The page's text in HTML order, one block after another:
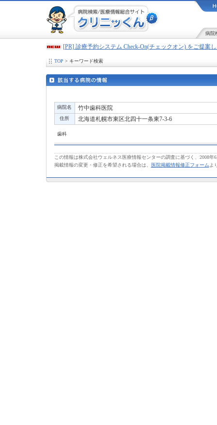
病院
[PR] 診療予約システム Check-On(チェックオン) をご提案
TOP > キーワード検索
病院名 竹中歯科医院
住所 北海道札幌市東区北四十一条東7-3-6
歯科
この情報は株式会社ウェルネス医療情報センターの調査に基づく、2008年
掲載情報の変更・修正を希望される場合は、
医院掲載情報修正フォーム よ